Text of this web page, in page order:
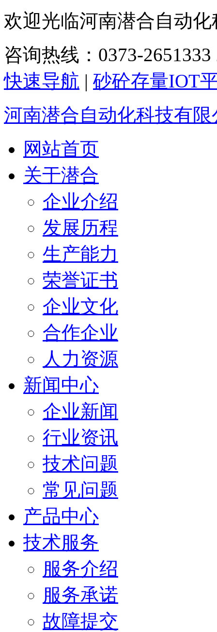
欢迎光临河南潜合自动
咨询热线：0373-2651333
快速导航 | 砂砼存量IOT
河南潜合自动化科技有限
网站首页
关于潜合
企业介绍
发展历程
生产能力
荣誉证书
企业文化
合作企业
人力资源
新闻中心
企业新闻
行业资讯
技术问题
常见问题
产品中心
技术服务
服务介绍
服务承诺
故障提交